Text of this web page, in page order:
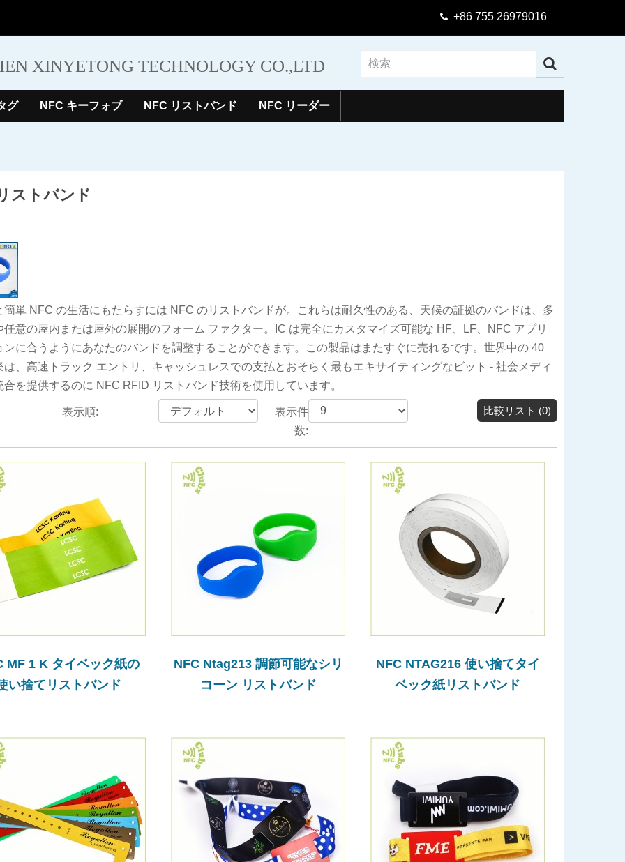
+86 755 26979016
XINYETONG TECHNOLOGY CO.,LTD
グ NFC キーフォブ NFC リストバンド NFC リーダー
ストバンド
簡単 NFC の生活にもたらすには NFC のリストバンドが。これらは耐久性のある、天候の証拠のバンドは、多
任意の屋内または屋外の展開のフォーム ファクター。IC は完全にカスタマイズ可能な HF、LF、NFC アプリ
ンに合うようにあなたのバンドを調整することができます。この製品はまたすぐに売れるです。世界中の 40
は、高速トラック エントリ、キャッシュレスでの支払とおそらく最もエキサイティングなビット - 社会メディ
合を提供するのに NFC RFID リストバンド技術を使用しています。
表示順:
表示件
数:
比較リスト (0)
MF 1 K タイベック紙の
い捨てリストバンド
NFC Ntag213 調節可能なシリ
コーン リストバンド
NFC NTAG216 使い捨てタイ
ベック紙リストバンド